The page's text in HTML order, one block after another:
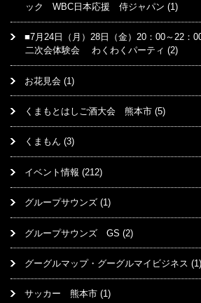
ック WBC日本応援 侍ジャパン (1)
■7月24日（月）28日（金）20：00～22：
二次会体験会 わくわくパーティ (2)
お花見会 (1)
くまもとはしご酒大会 熊本市 (5)
くまもん (3)
イベント情報 (212)
グループサウンズ (1)
グループサウンズ GS (2)
グーグルマップ・グーグルマイビジネス (1)
サッカー 熊本市 (1)